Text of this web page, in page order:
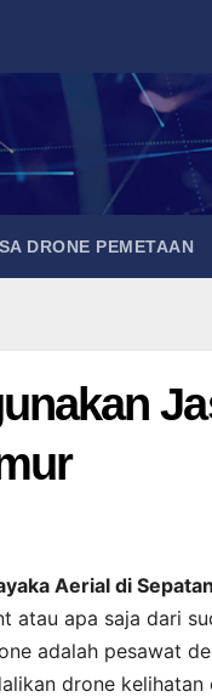
DRONE PEMETAAN
Aerial di
atau apa saja dari
adalah pesawat
drone